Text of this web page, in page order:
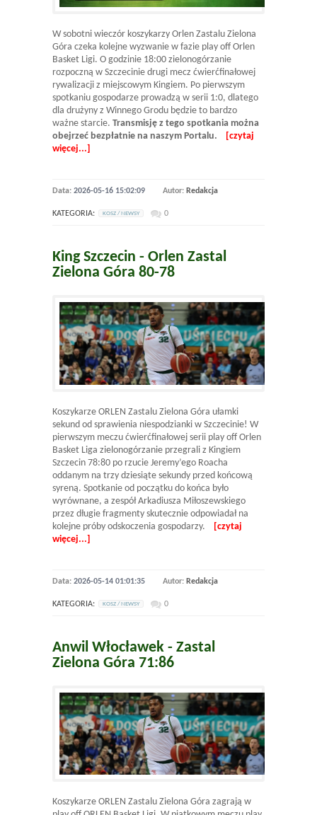
W sobotni wieczór koszykarzy Orlen Zastalu Zielona
Góra czeka kolejne wyzwanie w fazie play off Orlen
Basket Ligi. O godzinie 18:00 zielonogórzanie
rozpoczną w Szczecinie drugi mecz ćwierćfinałowej
rywalizacji z miejscowym Kingiem. Po pierwszym
spotkaniu gospodarze prowadzą w serii 1:0, dlatego
dla drużyny z Winnego Grodu będzie to bardzo
ważne starcie. Transmisję z tego spotkania można
obejrzeć bezpłatnie na naszym Portalu.
[czytaj
więcej...]
Data: 2026-05-16 15:02:09 Autor: Redakcja
KATEGORIA: KOSZ / NEWSY 0
King Szczecin - Orlen Zastal
Zielona Góra 80-78
Koszykarze ORLEN Zastalu Zielona Góra ułamki
sekund od sprawienia niespodzianki w Szczecinie! W
pierwszym meczu ćwierćfinałowej serii play off Orlen
Basket Liga zielonogórzanie przegrali z Kingiem
Szczecin 78:80 po rzucie Jeremy’ego Roacha
oddanym na trzy dziesiąte sekundy przed końcową
syreną. Spotkanie od początku do końca było
wyrównane, a zespół Arkadiusza Miłoszewskiego
przez długie fragmenty skutecznie odpowiadał na
kolejne próby odskoczenia gospodarzy.
[czytaj
więcej...]
Data: 2026-05-14 01:01:35 Autor: Redakcja
KATEGORIA: KOSZ / NEWSY 0
Anwil Włocławek - Zastal
Zielona Góra 71:86
Koszykarze ORLEN Zastalu Zielona Góra zagrają w